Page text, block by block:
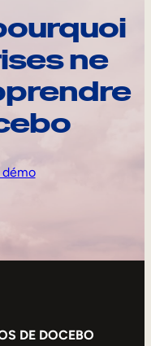
ne
DE DOCEBO